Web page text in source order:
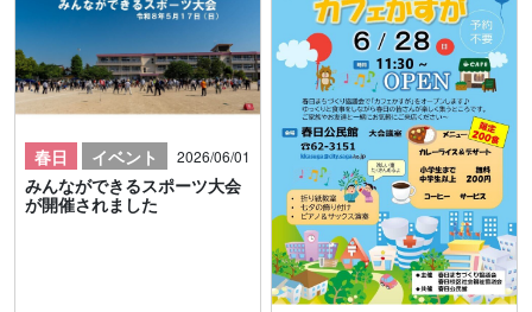
春日 イベント 2026/06/01
みんなができるスポーツ大会
が開催されました